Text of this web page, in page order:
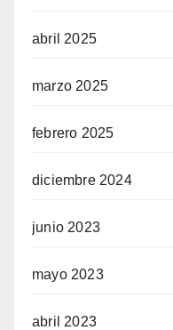
abril 2025
marzo 2025
febrero 2025
diciembre 2024
junio 2023
mayo 2023
abril 2023